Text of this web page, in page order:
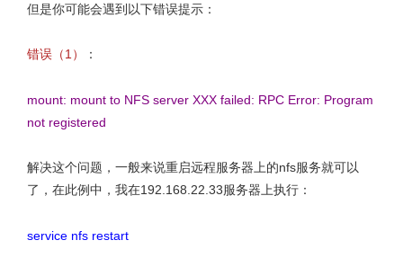
但是你可能会遇到以下错误提示：
错误（1） ：
mount: mount to NFS server XXX failed: RPC Error: Program
not registered
解决这个问题，一般来说重启远程服务器上的nfs服务就可以
了，在此例中，我在192.168.22.33服务器上执行：
service nfs restart